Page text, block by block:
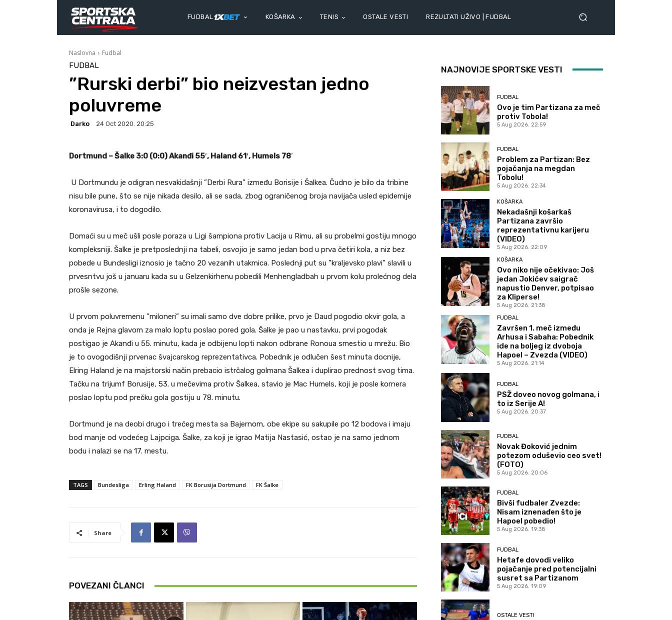
FUDBAL KOŠARKA TENIS OSTALE VESTI REZULTATI UŽIVO | FUDBAL
Naslovna Fudbal
FUDBAL
”Rurski derbi” bio neizvestan jedno
poluvreme
Darko 24 Oct 2020. 20:25
Dortmund – Šalke 3:0 (0:0) Akanđi 55′, Haland 61′, Humels 78‘
U Dortmundu je odigran nesvakidašnji ”Derbi Rura” između Borisije i Šalkea. Čudno je bilo da tribine
nisu bile pune, što se nije nikada desilo, ali se sada, zbog ograničenog broja navijača usled epidemije
koronavirusa, i to dogodilo.
Domaći su u meč ušli posle poraza u Ligi šampiona protiv Lacija u Rimu, ali su probelmi gostiju mnogo
kompleksniji. Šalke je pretposlednji na tabeli, osvojio je samo jedan bod u prva četiri kola, a niz bez
pobede u Bundesligi iznosio je tačno 20 vezanih utakmica. Poslednji put su ”kraljevsko plavi” slavili u
prvesntvu još u januaru kada su u Gelzenkirhenu pobedili Menhengladbah u prvom kolu prolećnog dela
prošle sezone.
U prvom poluvremenu ”miloneri” su imali samo dve dobre prilike, prvo je Daud pogodio okvir gola, a
onda je Rejna glavom za malo loptu poslao pored gola. Šalke je pao u nastavku, prvi pogodak
postigao je Akanđi u 55. minutu, kada je odbijenu lopti nakon odbrane Ronoua smestio u mrežu. Bio
je to ovogodišnji prvenac švajcarskog reprezentativca. Pobednik je odlučen šest minuta docnije,
Elring Haland je na majstorski način prebacio istrčalog golmana Šalkea i duplirao prednost svog tima.
Tačku na trijumf Borusije, 53. u mečevima protiv Šalkea, stavio je Mac Humels, koji je posle kornera
poslao loptu pod prečku gola gostiju u 78. minutu.
Dortmund je na deobi drugo i trećeg mesta sa Bajernom, obe ekipe su sakupile po 12 bodova i imaju
bod manje od vodećeg Lajpciga. Šalke, za koji je igrao Matija Nastasić, ostao je na samo jednom
bodu i nalazi se na 17. mestu.
TAGS Bundesliga Erling Haland FK Borusija Dortmund FK Šalke
Share
POVEZANI ČLANCI
NAJNOVIJE SPORTSKE VESTI
FUDBAL
Ovo je tim Partizana za meč
protiv Tobola!
5 Aug 2026. 22:59
FUDBAL
Problem za Partizan: Bez
pojačanja na megdan
Tobolu!
5 Aug 2026. 22:34
KOŠARKA
Nekadašnji košarkaš
Partizana završio
reprezentativnu karijeru
(VIDEO)
5 Aug 2026. 22:09
KOŠARKA
Ovo niko nije očekivao: Još
jedan Jokićev saigrač
napustio Denver, potpisao
za Kliperse!
5 Aug 2026. 21:38
FUDBAL
Završen 1. meč između
Arhusa i Sabaha: Pobednik
ide na boljeg iz dvoboja
Hapoel – Zvezda (VIDEO)
5 Aug 2026. 21:14
FUDBAL
PSŽ doveo novog golmana, i
to iz Serije A!
5 Aug 2026. 20:37
FUDBAL
Novak Đoković jednim
potezom oduševio ceo svet!
(FOTO)
5 Aug 2026. 20:06
FUDBAL
Bivši fudbaler Zvezde:
Nisam iznenađen što je
Hapoel pobedio!
5 Aug 2026. 19:38
FUDBAL
Hetafe dovodi veliko
pojačanje pred potencijalni
susret sa Partizanom
5 Aug 2026. 19:09
OSTALE VESTI